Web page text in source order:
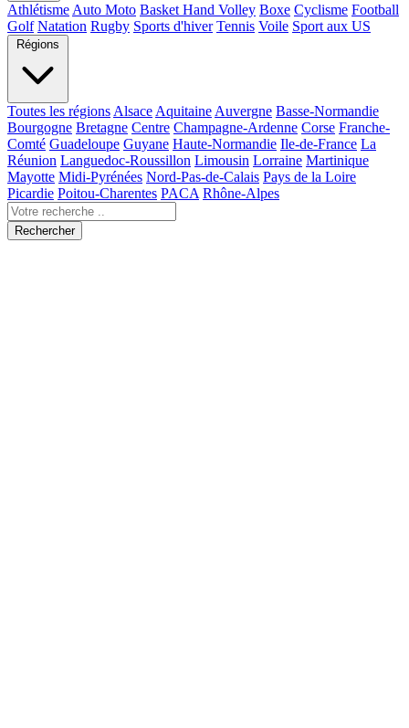
Athlétisme Auto Moto Basket Hand Volley Boxe Cyclisme Football
Golf Natation Rugby Sports d'hiver Tennis Voile Sport aux US
Régions
Toutes les régions Alsace Aquitaine Auvergne Basse-Normandie
Bourgogne Bretagne Centre Champagne-Ardenne Corse Franche-
Comté Guadeloupe Guyane Haute-Normandie Ile-de-France La
Réunion Languedoc-Roussillon Limousin Lorraine Martinique
Mayotte Midi-Pyrénées Nord-Pas-de-Calais Pays de la Loire
Picardie Poitou-Charentes PACA Rhône-Alpes
Rechercher